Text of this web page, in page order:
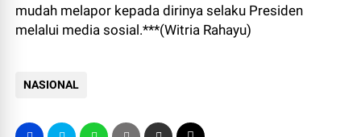
mudah melapor kepada dirinya selaku Presiden
melalui media sosial.***(Witria Rahayu)
NASIONAL